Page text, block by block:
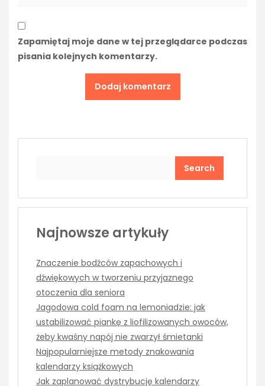
Zapamiętaj moje dane w tej przeglądarce podczas
pisania kolejnych komentarzy.
Najnowsze artykuły
Znaczenie bodźców zapachowych i
dźwiękowych w tworzeniu przyjaznego
otoczenia dla seniora
Jagodowa cold foam na lemoniadzie: jak
ustabilizować piankę z liofilizowanych owoców,
żeby kwaśny napój nie zwarzył śmietanki
Najpopularniejsze metody znakowania
kalendarzy książkowych
Jak zaplanować dystrybucję kalendarzy